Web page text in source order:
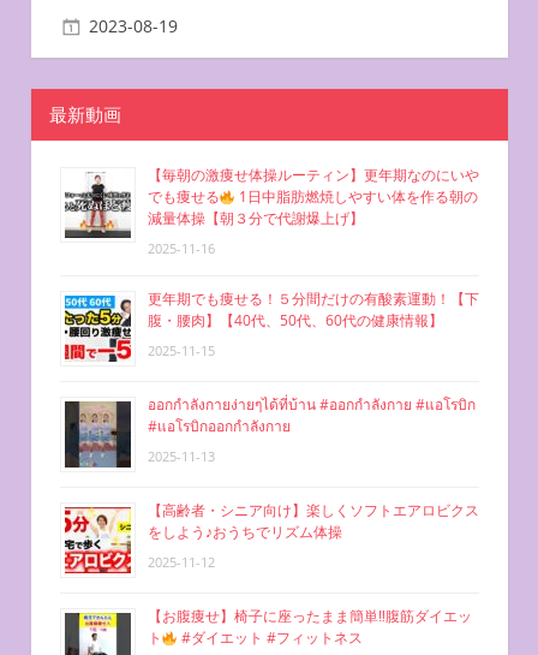
ー
シ
ョ
ン
2023-08-19
最新動画
【毎朝の激痩せ体操ルーティン】更年期なのにいや
でも痩せる
1日中脂肪燃焼しやすい体を作る朝の
減量体操【朝３分で代謝爆上げ】
2025-11-16
更年期でも痩せる！５分間だけの有酸素運動！【下
腹・腰肉】【40代、50代、60代の健康情報】
2025-11-15
ออกกำลังกายง่ายๆได้ที่บ้าน #ออกกำลังกาย #แอโรบิก
#แอโรบิกออกกำลังกาย
2025-11-13
【高齢者・シニア向け】楽しくソフトエアロビクス
をしよう♪おうちでリズム体操
2025-11-12
【お腹痩せ】椅子に座ったまま簡単‼︎腹筋ダイエッ
ト
#ダイエット #フィットネス